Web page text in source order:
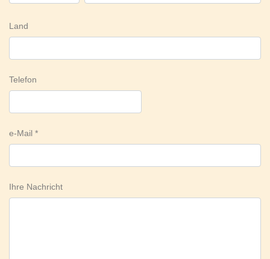
Land
Telefon
e-Mail
Ihre Nachricht